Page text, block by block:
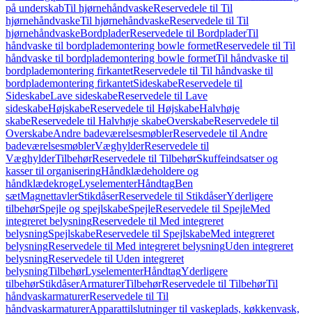
på underskabTil hjørnehåndvaskeReservedele til Til
hjørnehåndvaskeTil hjørnehåndvaskeReservedele til Til
hjørnehåndvaskeBordpladerReservedele til BordpladerTil
håndvaske til bordplademontering bowle formetReservedele til Til
håndvaske til bordplademontering bowle formetTil håndvaske til
bordplademontering firkantetReservedele til Til håndvaske til
bordplademontering firkantetSideskabeReservedele til
SideskabeLave sideskabeReservedele til Lave
sideskabeHøjskabeReservedele til HøjskabeHalvhøje
skabeReservedele til Halvhøje skabeOverskabeReservedele til
OverskabeAndre badeværelsesmøblerReservedele til Andre
badeværelsesmøblerVæghylderReservedele til
VæghylderTilbehørReservedele til TilbehørSkuffeindsatser og
kasser til organiseringHåndklædeholdere og
håndklædekrogeLyselementerHåndtagBen
sætMagnettavlerStikdåserReservedele til StikdåserYderligere
tilbehørSpejle og spejlskabeSpejleReservedele til SpejleMed
integreret belysningReservedele til Med integreret
belysningSpejlskabeReservedele til SpejlskabeMed integreret
belysningReservedele til Med integreret belysningUden integreret
belysningReservedele til Uden integreret
belysningTilbehørLyselementerHåndtagYderligere
tilbehørStikdåserArmaturerTilbehørReservedele til TilbehørTil
håndvaskarmaturerReservedele til Til
håndvaskarmaturerApparattilslutninger til vaskeplads, køkkenvask,